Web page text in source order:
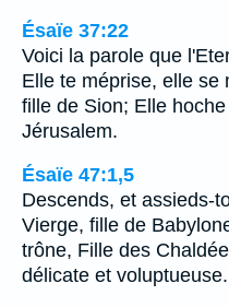
Ésaïe 37:22
Voici la parole que
Elle te méprise, elle se
fille de Sion; Elle
Jérusalem.
Ésaïe 47:1,5
Descends, et assieds-
Vierge, fille de
trône, Fille des
délicate et